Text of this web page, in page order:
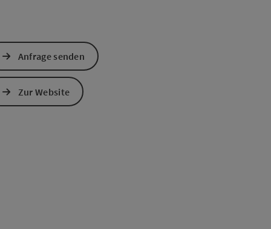
Anfrage senden
Zur Website